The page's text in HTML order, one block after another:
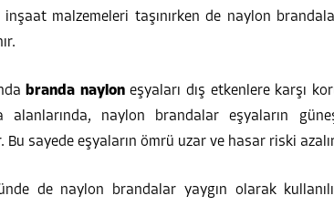
inşaat malzemeleri taşınırken de naylon
branda nayloneşyaları dış etkenlere karşı
alanlarında, naylon brandalar eşyaların
Bu sayede eşyaların ömrü uzar ve hasar riski
de naylon brandalar yaygın olarak